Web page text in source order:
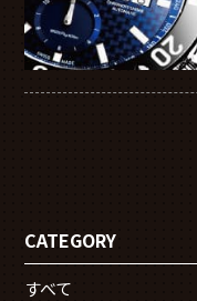
CATEGORY
すべて